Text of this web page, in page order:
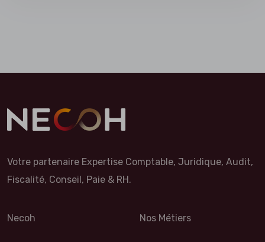
Votre partenaire Expertise Comptable, Juridique, Audit,
Fiscalité, Conseil, Paie & RH.
Necoh Nos Métiers